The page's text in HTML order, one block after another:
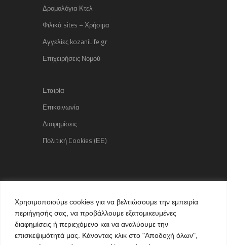
Χρησιμοποιούμε cookies για να βελτιώσουμε την εμπειρία
περιήγησής σας, να προβάλλουμε εξατομικευμένες
διαφημίσεις ή περιεχόμενο και να αναλύουμε την
επισκεψιμότητά μας. Κάνοντας κλικ στο "Αποδοχή όλων",
Δρομολόγια Κτελ
Φιλικά sites – Χρήσιμα
Αγγελίες kozaniLife.gr
Επιχειρήσεις Νομού
Εταιρία
Επικοινωνία
Διαφημίσεις
Πολιτική Cookies (ΕΕ)
Copyright © 2015 kozaniLife.gr
All Rights reserved
Internet Services & Advertisement
by kozaniLife.gr